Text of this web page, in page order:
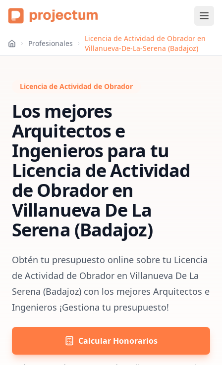
Profesionales
Licencia de Actividad de Obrador en
Villanueva-De-La-Serena (Badajoz)
Licencia de Actividad de Obrador
Los mejores
Arquitectos e
Ingenieros para tu
Licencia de Actividad
de Obradoren
Villanueva De La
Serena (Badajoz)
Obtén tu presupuesto online sobre tu Licencia
de Actividad de Obrador en Villanueva De La
Serena (Badajoz) con los mejores Arquitectos e
Ingenieros ¡Gestiona tu presupuesto!
Calcular Honorarios